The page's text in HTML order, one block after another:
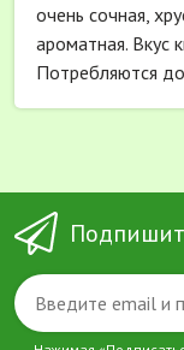
очень сочная,
ароматная. Вкус
Потребляются